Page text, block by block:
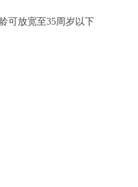
可放宽至35周岁以下